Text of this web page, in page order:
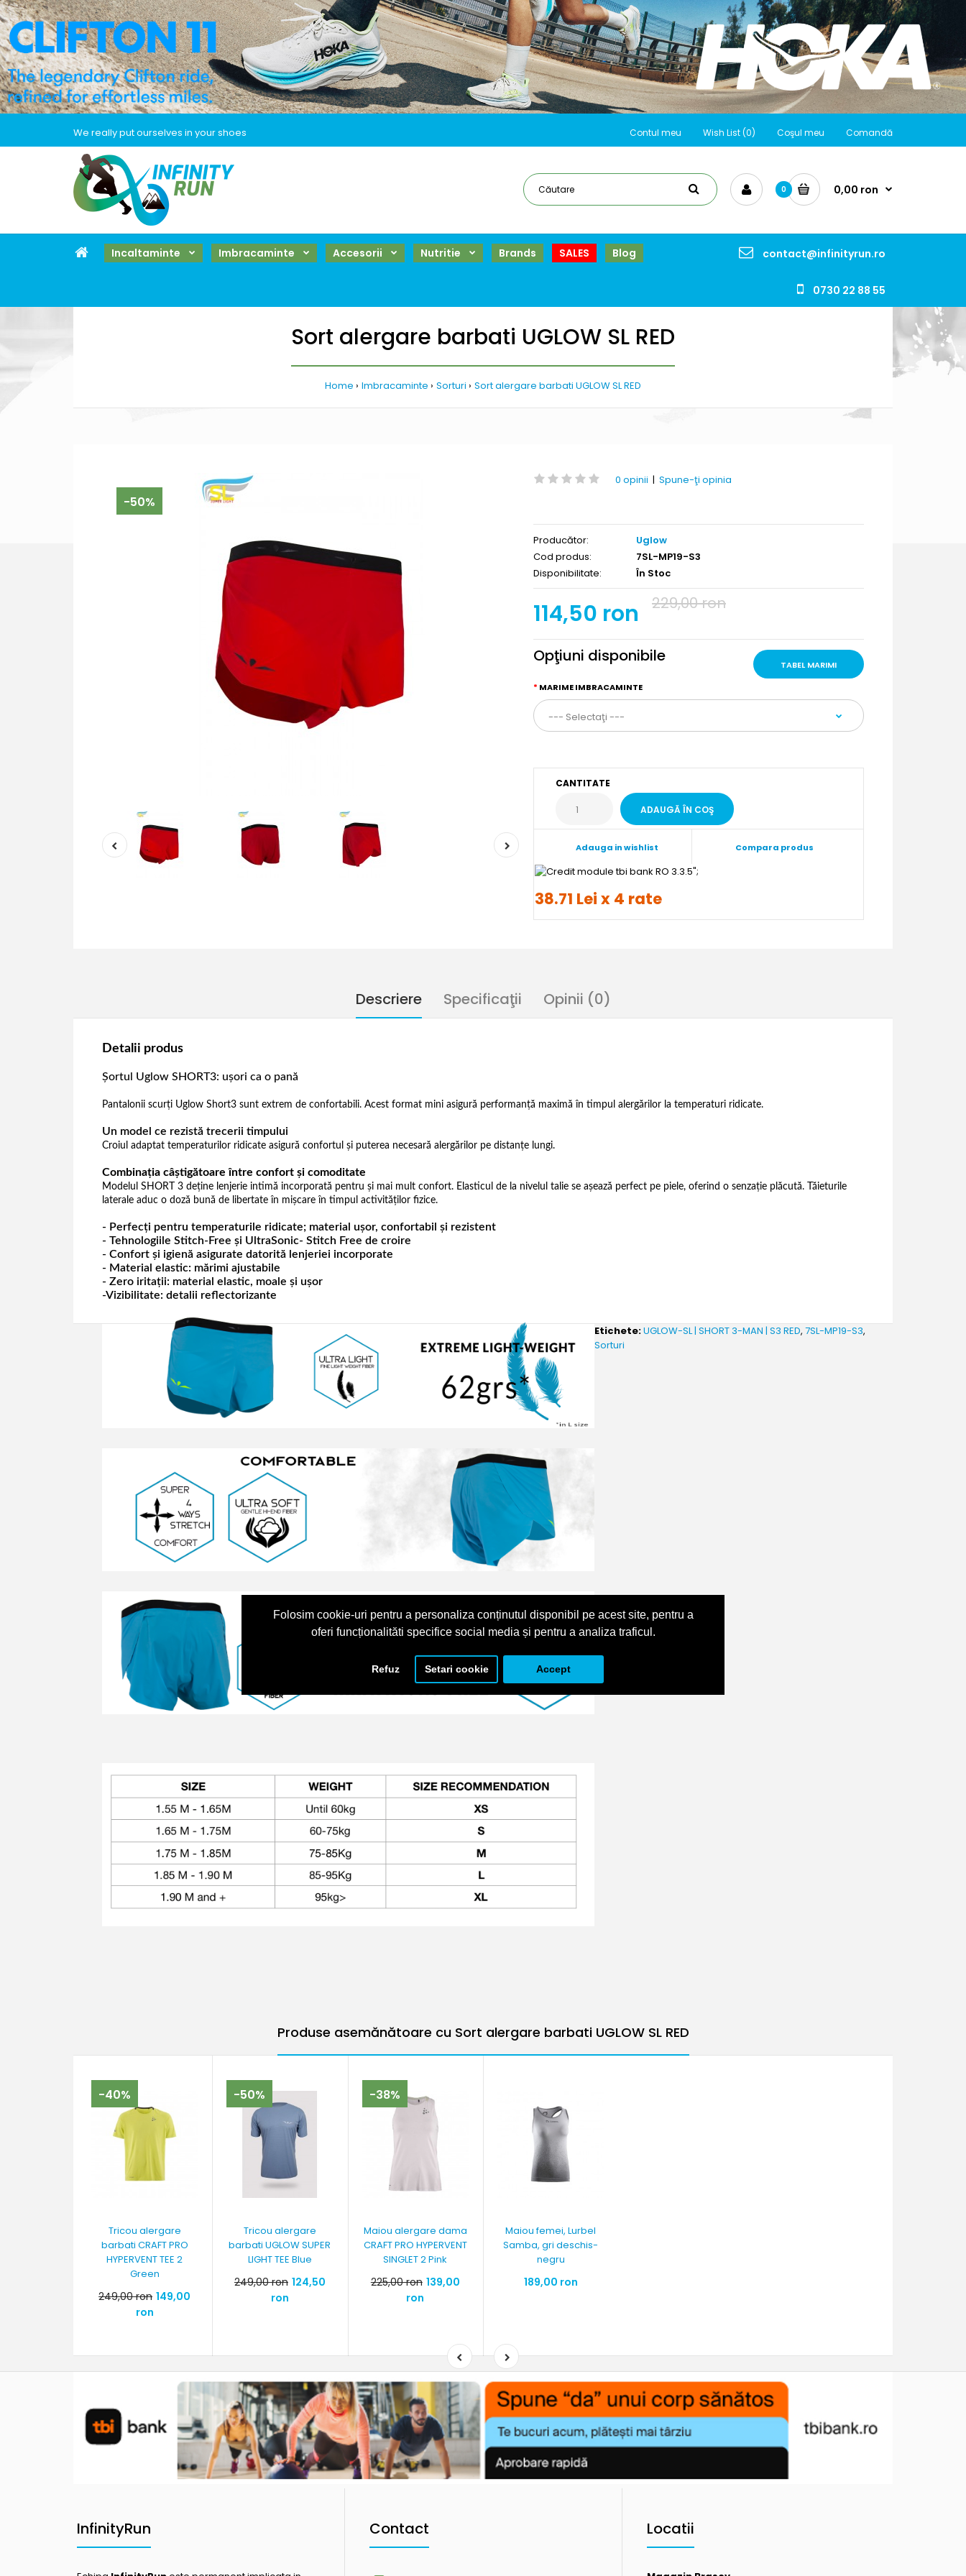
Folosim cookie-uri pentru a personaliza conținutul disponibil pe acest site, pentru a
oferi funcționalităti specifice social media și pentru a analiza traficul.
Refuz Setari cookie Accept
We really put ourselves in your shoes Contul meu Wish List (0) Coşul meu Comandă
0 0,00 ron
Incaltaminte Imbracaminte Accesorii Nutritie Brands SALES Blog contact@infinityrun.ro
0730 22 88 55
Sort alergare barbati UGLOW SL RED
Home Imbracaminte Sorturi Sort alergare barbati UGLOW SL RED
-50%
0 opinii | Spune-ţi opinia
Producător:
Uglow
Cod produs:
7SL-MP19-S3
Disponibilitate:
În Stoc
114,50 ron 229,00 ron
TABEL MARIMI
Opţiuni disponibile
MARIME IMBRACAMINTE
CANTITATE
Adauga in wishlist Compara produs
";
38.71 Lei x 4 rate
Descriere Specificaţii Opinii (0)
Detalii produs
Șortul Uglow SHORT3: ușori ca o pană
Pantalonii scurți Uglow Short3 sunt extrem de confortabili. Acest format mini asigură performanță maximă în timpul alergărilor la temperaturi ridicate.
Un model ce rezistă trecerii timpului
Croiul adaptat temperaturilor ridicate asigură confortul și puterea necesară alergărilor pe distanțe lungi.
Combinația câștigătoare între confort și comoditate
Modelul SHORT 3 deține lenjerie intimă incorporată pentru și mai mult confort. Elasticul de la nivelul talie se așează perfect pe piele, oferind o senzație plăcută. Tăieturile
laterale aduc o doză bună de libertate în mișcare în timpul activităților fizice.
- Perfecți pentru temperaturile ridicate; material ușor, confortabil și rezistent
- Tehnologiile Stitch-Free și UltraSonic- Stitch Free de croire
- Confort și igienă asigurate datorită lenjeriei incorporate
- Material elastic: mărimi ajustabile
- Zero iritații: material elastic, moale și ușor
-Vizibilitate: detalii reflectorizante
Etichete:UGLOW-SL | SHORT 3-MAN | S3 RED, 7SL-MP19-S3,
Sorturi
Produse asemănătoare cu Sort alergare barbati UGLOW SL RED
-40%
Tricou alergare
barbati CRAFT PRO
HYPERVENT TEE 2
Green
249,00 ron 149,00
ron
-50%
Tricou alergare
barbati UGLOW SUPER
LIGHT TEE Blue
249,00 ron 124,50
ron
-38%
Maiou alergare dama
CRAFT PRO HYPERVENT
SINGLET 2 Pink
225,00 ron 139,00
ron
Maiou femei, Lurbel
Samba, gri deschis-
negru
189,00 ron
InfinityRun Contact Locatii